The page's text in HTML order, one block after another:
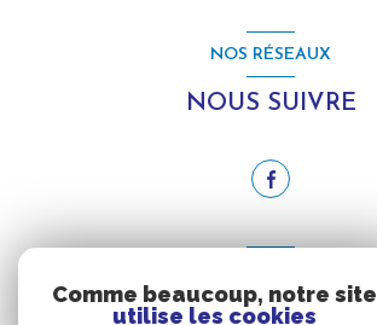
NOS RÉSEAUX
NOUS SUIVRE
NOUS ADHÉRONS
Comme beaucoup, notre site
utilise les cookies